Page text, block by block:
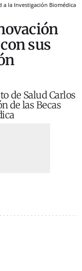
a la Investigación Biomédica
sus
de Salud Carlos
de las Becas